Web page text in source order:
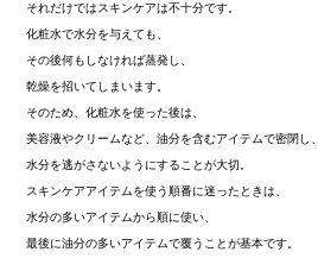
それだけではスキンケアは不十分です。
化粧水で水分を与えても、
その後何もしなければ蒸発し、
乾燥を招いてしまいます。
そのため、化粧水を使った後は、
美容液やクリームなど、油分を含むアイテムで密閉し、
水分を逃がさないようにすることが大切。
スキンケアアイテムを使う順番に迷ったときは、
水分の多いアイテムから順に使い、
最後に油分の多いアイテムで覆うことが基本です。